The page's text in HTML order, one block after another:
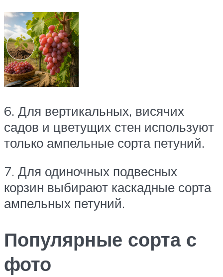
6. Для вертикальных, висячих
садов и цветущих стен используют
только ампельные сорта петуний.
7. Для одиночных подвесных
корзин выбирают каскадные сорта
ампельных петуний.
Популярные сорта с
фото